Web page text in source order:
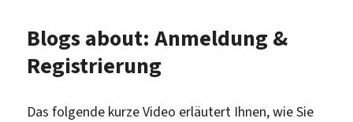
Blogs about: Anmeldung &
Registrierung
Das folgende kurze Video erläutert Ihnen, wie Sie